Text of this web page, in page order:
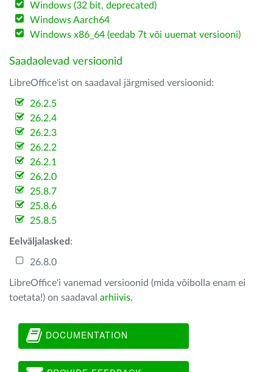
Windows (32 bit, deprecated)
Windows Aarch64
Windows x86_64 (eedab 7t või uuemat versiooni)
Saadaolevad versioonid
LibreOffice'ist on saadaval järgmised versioonid:
26.2.5
26.2.4
26.2.3
26.2.2
26.2.1
26.2.0
25.8.7
25.8.6
25.8.5
Eelväljalasked :
26.8.0
LibreOffice'i vanemad versioonid (mida võibolla enam ei
toetata!) on saadaval arhiivis.
DOCUMENTATION